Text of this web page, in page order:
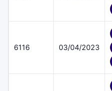
6116 03/04/2023